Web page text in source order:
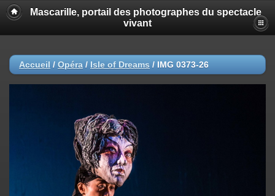
Mascarille, portail des photographes du spectacle
vivant
Accueil / Opéra / Isle of Dreams / IMG 0373-26